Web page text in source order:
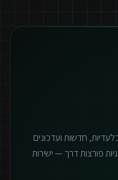
חדשות ועדכונים
פורצות דרך — ישירות